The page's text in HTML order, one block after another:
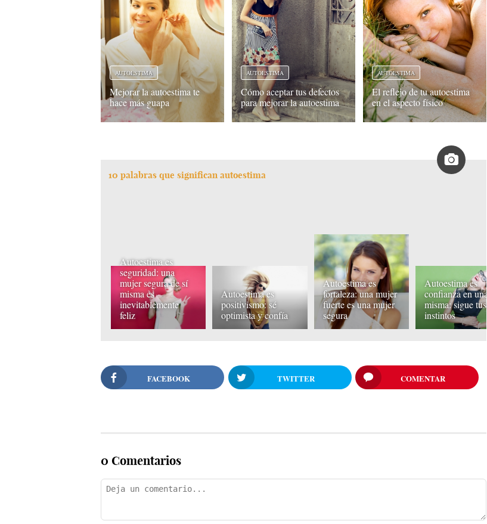
AUTOESTIMA
Mejorar la autoestima te
hace más guapa
AUTOESTIMA
Cómo aceptar tus defectos
para mejorar la autoestima
AUTOESTIMA
El reflejo de tu autoestima
en el aspecto físico
10 palabras que significan autoestima
Autoestima es
seguridad: una
mujer segura de sí
misma es
inevitablemente
feliz
Autoestima es
positivismo: sé
optimista y confía
Autoestima es
fortaleza: una mujer
fuerte es una mujer
segura
Autoestima es
confianza en una
misma: sigue tus
instintos
FACEBOOK TWITTER COMENTAR
0 Comentarios